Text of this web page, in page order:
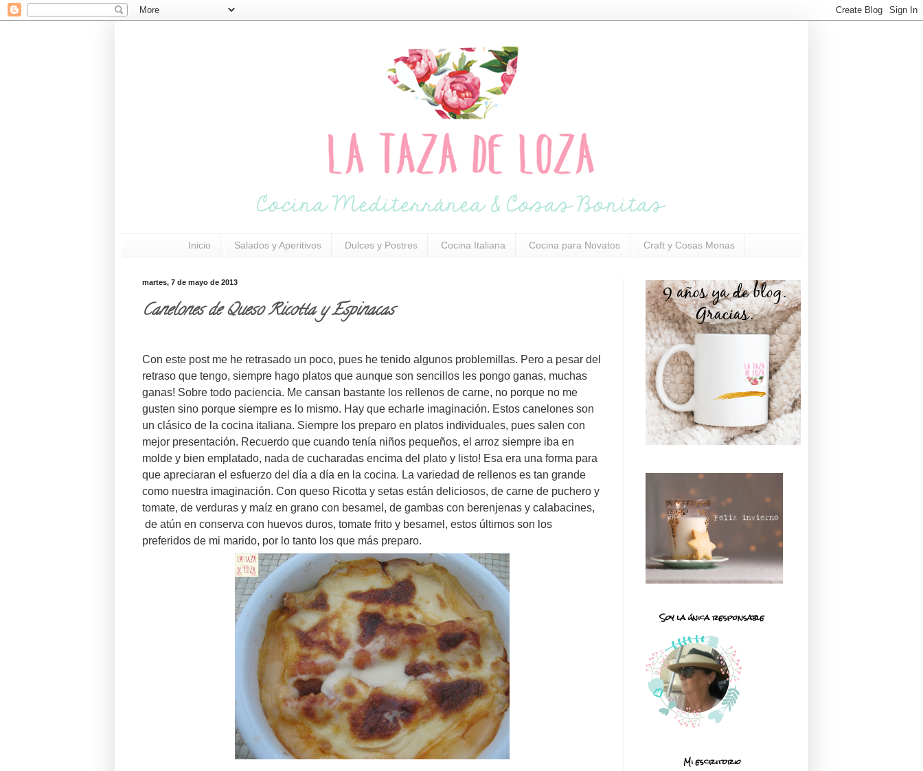
Inicio Salados y Aperitivos Dulces y Postres Cocina Italiana Cocina para Novatos Craft y Cosas Monas
martes, 7 de mayo de 2013
Canelones de Queso Ricotta y Espinacas
Con este post me he retrasado un poco, pues he tenido algunos problemillas. Pero a pesar del
retraso que tengo, siempre hago platos que aunque son sencillos les pongo ganas, muchas
ganas! Sobre todo paciencia. Me cansan bastante los rellenos de carne, no porque no me
gusten sino porque siempre es lo mismo. Hay que echarle imaginación. Estos canelones son
un clásico de la cocina italiana. Siempre los preparo en platos individuales, pues salen con
mejor presentación. Recuerdo que cuando tenía niños pequeños, el arroz siempre iba en
molde y bien emplatado, nada de cucharadas encima del plato y listo! Esa era una forma para
que apreciaran el esfuerzo del día a día en la cocina. La variedad de rellenos es tan grande
como nuestra imaginación. Con queso Ricotta y setas están deliciosos, de carne de puchero y
tomate, de verduras y maíz en grano con besamel, de gambas con berenjenas y calabacines,
de atún en conserva con huevos duros, tomate frito y besamel, estos últimos son los
preferidos de mi marido, por lo tanto los que más preparo.
Soy la única responsable
Mi escritorio